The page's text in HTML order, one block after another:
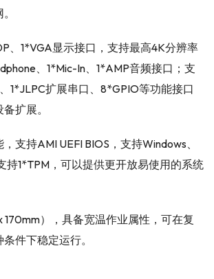
、1*VGA显示接口，支持最高4K分辨率
、1*Mic-In、1*AMP音频接口；支
1*JLPC扩展串口、8*GPIO等功能接口
扩展。
支持AMI UEFI BIOS，支持Windows、
持1*TPM，可以提供更开放易使用的系统
170mm），具备宽温作业属性，可在复
件下稳定运行。